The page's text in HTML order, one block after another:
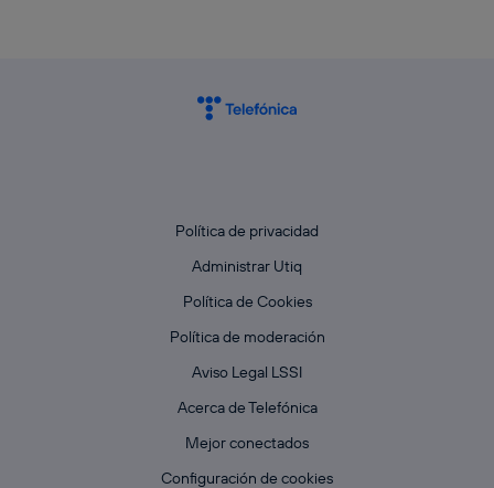
Política de privacidad
Administrar Utiq
Política de Cookies
Política de moderación
Aviso Legal LSSI
Acerca de Telefónica
Mejor conectados
Configuración de cookies